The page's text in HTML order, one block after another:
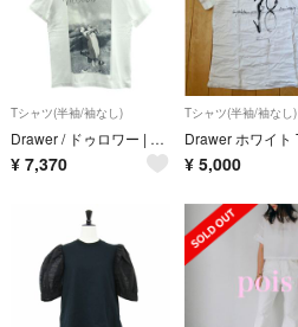
Tシャツ(半袖/袖なし)
Drawer / ドゥロワー | THE INTERNATIONAL ART COLLECTION フォトプリント Tシャツ | F | ホワイト | レディース
¥ 7,370
Tシャツ(半袖/袖なし)
¥ 5,000